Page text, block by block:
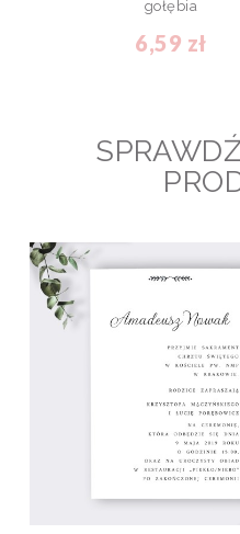
gołębia
6,59 zł